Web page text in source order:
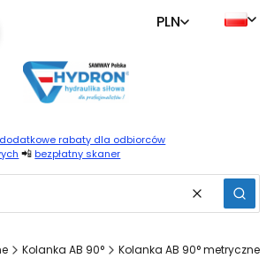
PLN
dodatkowe rabaty dla odbiorców
📲 bezpłatny skaner
Wyczyść
Kolanka AB 90° Kolanka AB 90° metryczne